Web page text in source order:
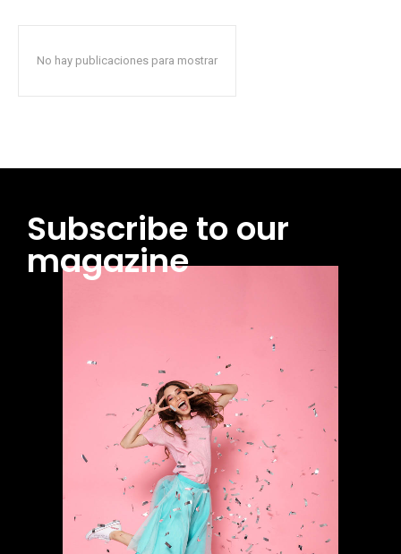
No hay publicaciones para mostrar
Subscribe to our
magazine